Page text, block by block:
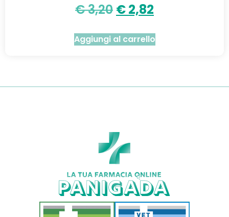
€3,20 €2,82
Aggiungi al carrello